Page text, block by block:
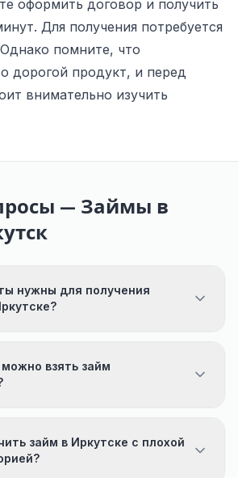
оформить договор и получить
Для получения потребуется
помните, что
дорогой продукт, и перед
внимательно изучить
— Займы в
нужны для получения
взять займ
займ в Иркутске с плохой